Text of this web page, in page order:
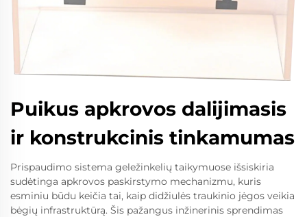
Puikus apkrovos dalijimasis
ir konstrukcinis tinkamumas
Prispaudimo sistema geležinkelių taikymuose išsiskiria
sudėtinga apkrovos paskirstymo mechanizmu, kuris
esminiu būdu keičia tai, kaip didžiulės traukinio jėgos veikia
bėgių infrastruktūrą. Šis pažangus inžinerinis sprendimas